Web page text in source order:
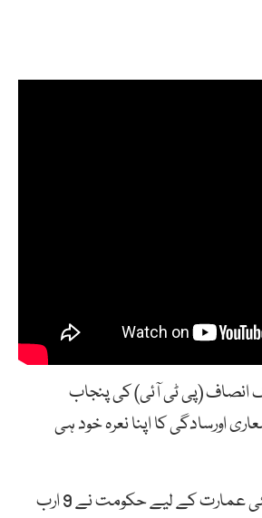
انصاف (پی ٹی آئی) کی پنجاب
اورسادگی کا اپنا نعرہ خود ہی
پنجاب اسمبلی کی نئی عمارت کے لیے حکومت نے 9 ارب